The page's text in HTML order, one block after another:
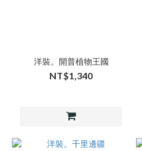
洋裝。開普植物王國
NT$1,340